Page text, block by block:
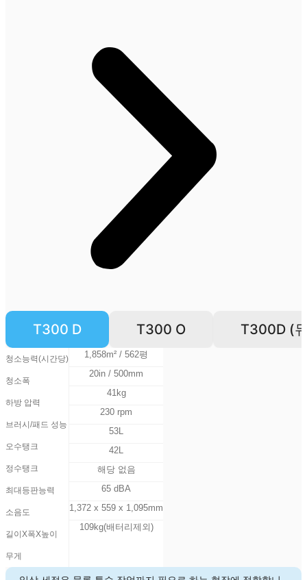
T300 D T300 O T300D (
청소능력(시간당)
청소폭
하방 압력
브러시/패드 성능
오수탱크
정수탱크
최대등판능력​
소음도
길이X폭X높이
무게
1,858m² / 562평
20in / 500mm
41kg
230 rpm
53L
42L
해당 없음
65 dBA
1,372 x 559 x 1,095mm
109kg(배터리제외)